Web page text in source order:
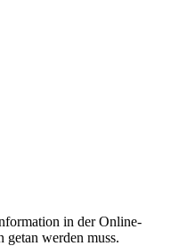
in der Online-
getan werden muss.